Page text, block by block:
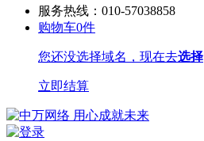
服务热线：010-57038858
购物车0件
您还没选择域名，现在去选择
立即结算